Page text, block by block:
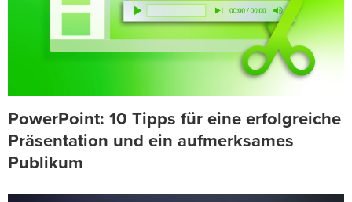
PowerPoint: 10 Tipps für eine erfolgreiche
Präsentation und ein aufmerksames
Publikum